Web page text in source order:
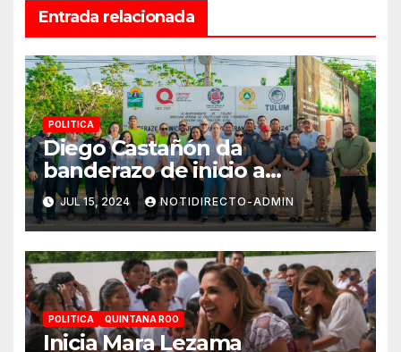
Entrada relacionada
POLITICA
Diego Castañón da
banderazo de inicio a
Operativo Verano Seguro
2024
JUL 15, 2024 NOTIDIRECTO-ADMIN
POLITICA QUINTANA ROO
Inicia Mara Lezama